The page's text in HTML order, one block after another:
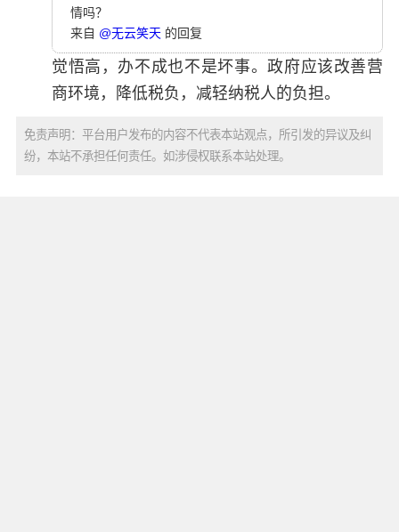
情吗？
来自 @无云笑天的回复
觉悟高，办不成也不是坏事。政府应该改善营
商环境，降低税负，减轻纳税人的负担。
免责声明：平台用户发布的内容不代表本站观点，所引发的异议及纠
纷，本站不承担任何责任。如涉侵权联系本站处理。